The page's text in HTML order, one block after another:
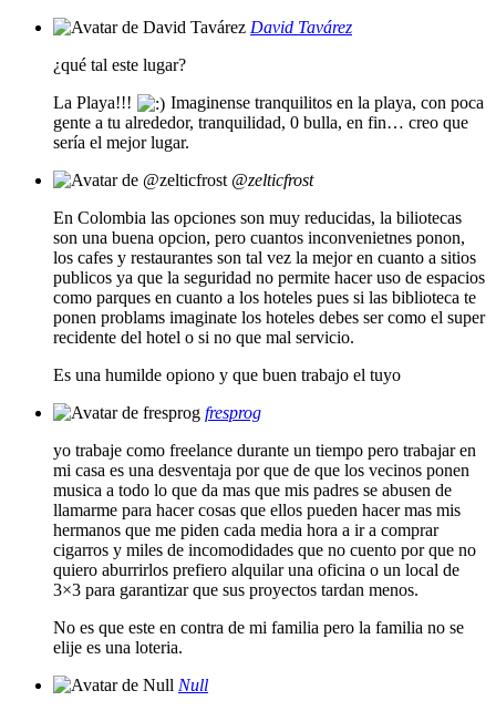
David Tavárez
¿qué tal este lugar?
La Playa!!!
Imaginense tranquilitos en la playa, con poca
gente a tu alrededor, tranquilidad, 0 bulla, en fin… creo que
sería el mejor lugar.
@zelticfrost
En Colombia las opciones son muy reducidas, la biliotecas
son una buena opcion, pero cuantos inconvenietnes ponon,
los cafes y restaurantes son tal vez la mejor en cuanto a sitios
publicos ya que la seguridad no permite hacer uso de espacios
como parques en cuanto a los hoteles pues si las biblioteca te
ponen problams imaginate los hoteles debes ser como el super
recidente del hotel o si no que mal servicio.
Es una humilde opiono y que buen trabajo el tuyo
fresprog
yo trabaje como freelance durante un tiempo pero trabajar en
mi casa es una desventaja por que de que los vecinos ponen
musica a todo lo que da mas que mis padres se abusen de
llamarme para hacer cosas que ellos pueden hacer mas mis
hermanos que me piden cada media hora a ir a comprar
cigarros y miles de incomodidades que no cuento por que no
quiero aburrirlos prefiero alquilar una oficina o un local de
3×3 para garantizar que sus proyectos tardan menos.
No es que este en contra de mi familia pero la familia no se
elije es una loteria.
Null